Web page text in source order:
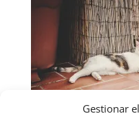
Gestionar